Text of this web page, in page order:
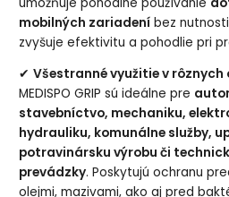
mobilných zariadení bez
zvyšuje efektivitu a pohodlie pri
✔Všestranné využitie v
MEDISPO GRIP sú ideálne pre
stavebníctvo, mechaniku,
hydrauliku, komunálne služby,
potravinársku výrobu či
prevádzky. Poskytujú ochranu
olejmi, mazivami, ako aj pred